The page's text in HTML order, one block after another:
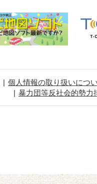
個人情報の取り扱いにつ
暴力団等反社会的勢力